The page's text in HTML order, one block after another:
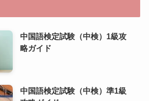
中国語検定試験（中検）1級攻
略ガイド
中国語検定試験（中検）準1級